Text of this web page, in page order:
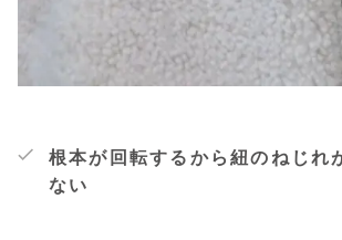
根本が回転するから紐のねじれ
ない